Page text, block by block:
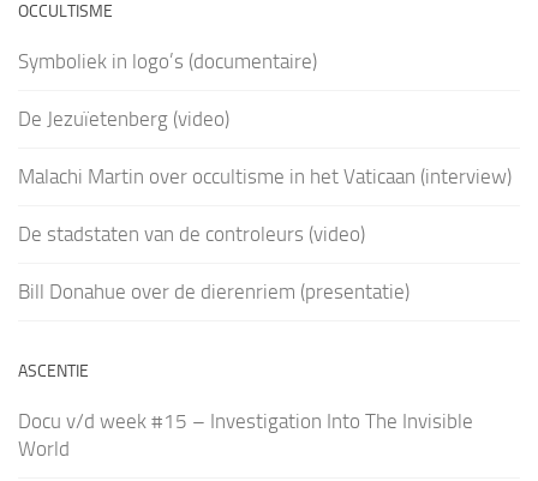
OCCULTISME
Symboliek in logo’s (documentaire)
De Jezuïetenberg (video)
Malachi Martin over occultisme in het Vaticaan (interview)
De stadstaten van de controleurs (video)
Bill Donahue over de dierenriem (presentatie)
ASCENTIE
Docu v/d week #15 – Investigation Into The Invisible
World